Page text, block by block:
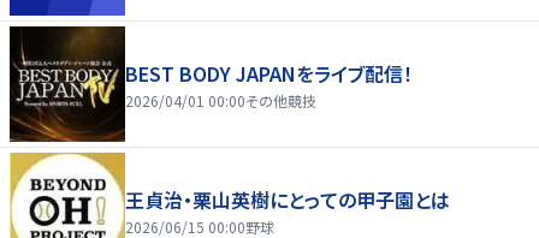
BEST BODY JAPANをライブ配信！
2026/04/01 00:00その他競技
王貞治・栗山英樹にとっての甲子園とは
2026/06/15 00:00野球